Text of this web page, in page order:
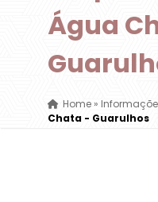
Água
Home»
Chata - Guarulhos